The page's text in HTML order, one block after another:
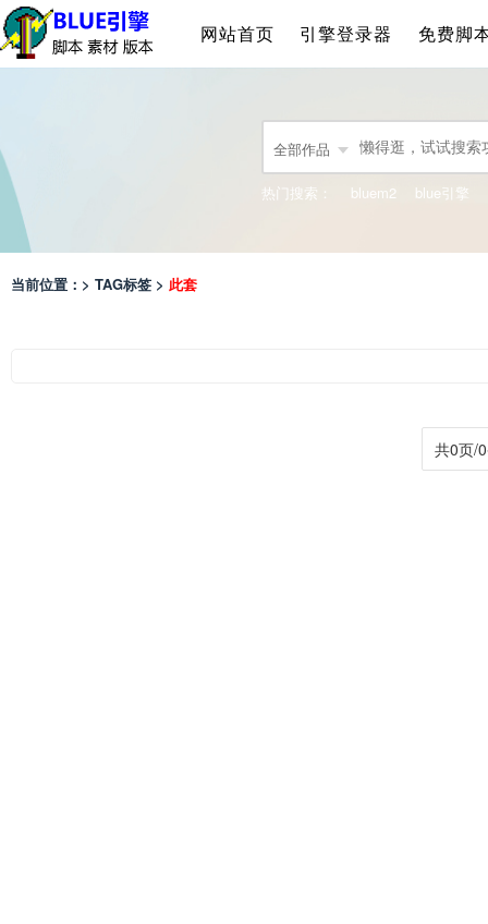
网站首页 引擎登录器 免费脚
全部作品
热门搜索： bluem2 blue引擎
当前位置：> TAG标签 > 此套
共0页/